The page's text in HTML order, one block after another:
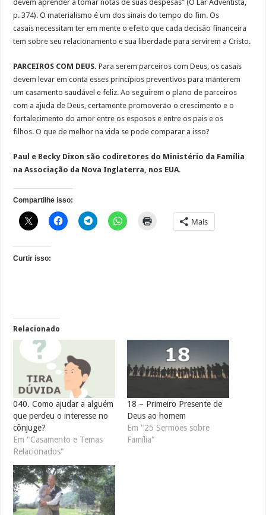
devem aprender a tomar notas de suas despesas” (O Lar Adventista,
p. 374). O materialismo é um dos sinais do tempo do fim. Os
casais necessitam ter em mente o efeito que cada decisão financeira
tem sobre seu relacionamento e sua liberdade para servirem a Cristo.
PARCEIROS COM DEUS. Para serem parceiros com Deus, os casais
devem levar em conta esses princípios preventivos para manterem
um casamento saudável e feliz. Ao seguirem o plano de parceiros
com a ajuda de Deus, certamente promoverão o crescimento e o
fortalecimento do amor entre os esposos e entre os pais e os
filhos. O que de melhor na vida se pode comparar a isso?
Paul e Becky Dixon são codiretores do Ministério da Família
na Associação da Nova Inglaterra, nos EUA.
Compartilhe isso:
Mais
Curtir isso:
Relacionado
040. Como ajudar a alguém
que perdeu o interesse no
cônjuge?
Em "Casamento e Temas
Relacionados"
18 – Primeiro Presente de
Deus ao homem
Em "25 Sermões sobre
Família"